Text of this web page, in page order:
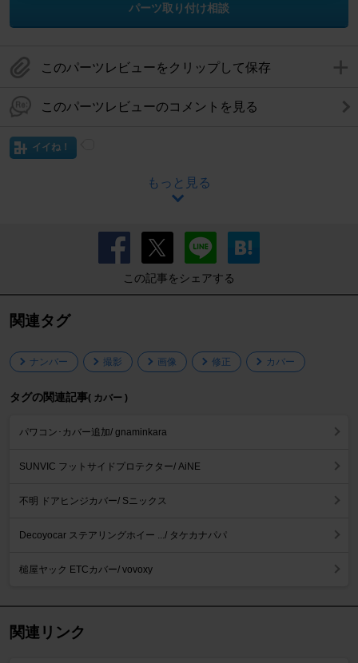
パーツ取り付け相談
このパーツレビューをクリップして保存
このパーツレビューのコメントを見る
イイね！
もっと見る
この記事をシェアする
関連タグ
ナンバー 撮影 画像 修正 カバー
タグの関連記事( カバー )
パワコン･カバー追加/ gnaminkara
SUNVIC フットサイドプロテクター/ AiNE
不明 ドアヒンジカバー/ Sニックス
Decoyocar ステアリングホイー .../ タケカナパパ
槌屋ヤック ETCカバー/ vovoxy
関連リンク